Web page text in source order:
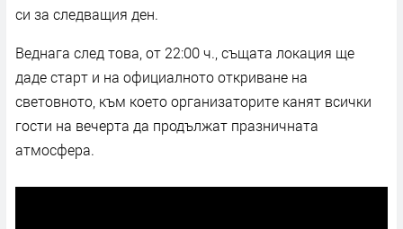
си за следващия ден.
Веднага след това, от 22:00 ч., същата локация ще
даде старт и на официалното откриване на
световното, към което организаторите канят всички
гости на вечерта да продължат празничната
атмосфера.